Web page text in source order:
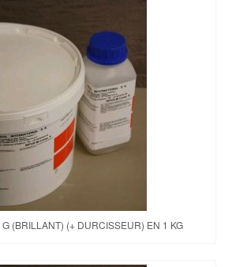
(BRILLANT) (+ DURCISSEUR) EN 1 KG